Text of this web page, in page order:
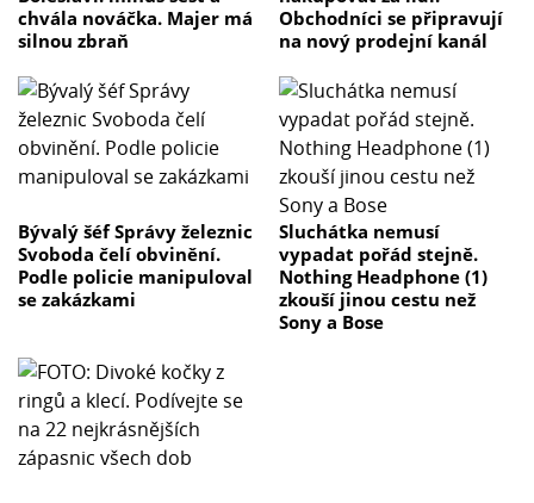
chvála nováčka. Majer má
silnou zbraň
Obchodníci se připravují
na nový prodejní kanál
Bývalý šéf Správy železnic
Svoboda čelí obvinění.
Podle policie manipuloval
se zakázkami
Sluchátka nemusí
vypadat pořád stejně.
Nothing Headphone (1)
zkouší jinou cestu než
Sony a Bose